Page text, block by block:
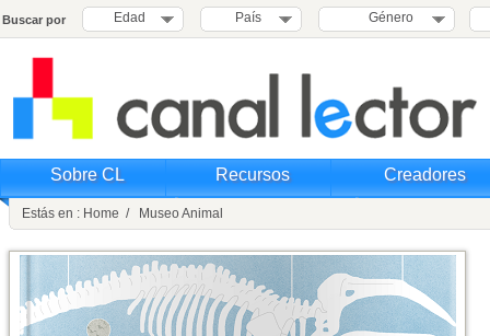
Buscar por Edad País Género
Sobre CL Recursos Creadores
Estás en : Home / Museo Animal